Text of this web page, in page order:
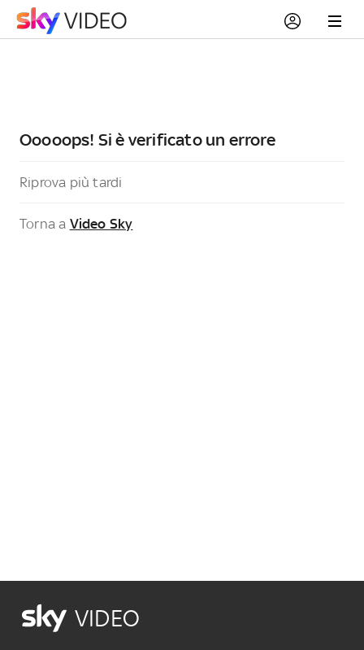
Ooooops! Si è verificato un errore
Riprova più tardi
Torna a Video Sky
VIDEO